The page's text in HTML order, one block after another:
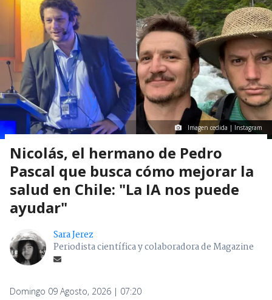
Imagen cedida | Instagram
Nicolás, el hermano de Pedro
Pascal que busca cómo mejorar la
salud en Chile: "La IA nos puede
ayudar"
Sara Jerez
Periodista científica y colaboradora de Magazine
Domingo 09 Agosto, 2026 | 07:20